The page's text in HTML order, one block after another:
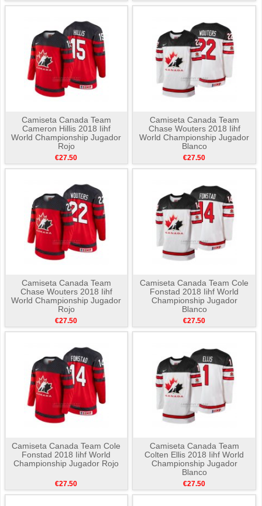
Camiseta Canada Team
Cameron Hillis 2018 Iihf
World Championship Jugador
Rojo
€27.50
Camiseta Canada Team
Chase Wouters 2018 Iihf
World Championship Jugador
Blanco
€27.50
Camiseta Canada Team
Chase Wouters 2018 Iihf
World Championship Jugador
Rojo
€27.50
Camiseta Canada Team Cole
Fonstad 2018 Iihf World
Championship Jugador
Blanco
€27.50
Camiseta Canada Team Cole
Fonstad 2018 Iihf World
Championship Jugador Rojo
€27.50
Camiseta Canada Team
Colten Ellis 2018 Iihf World
Championship Jugador
Blanco
€27.50